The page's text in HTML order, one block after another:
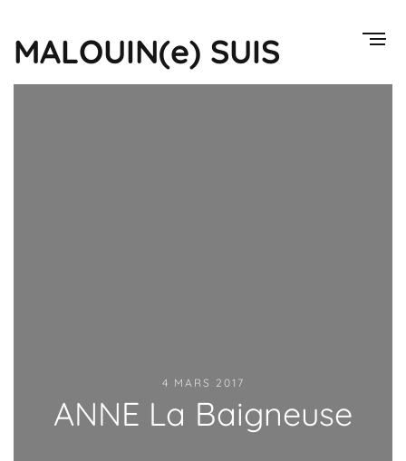
MALOUIN(e) SUIS
4 MARS 2017
ANNE La Baigneuse